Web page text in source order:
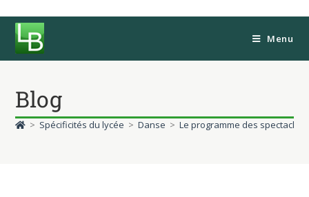
Menu
Blog
> Spécificités du lycée > Danse > Le programme des spectacles